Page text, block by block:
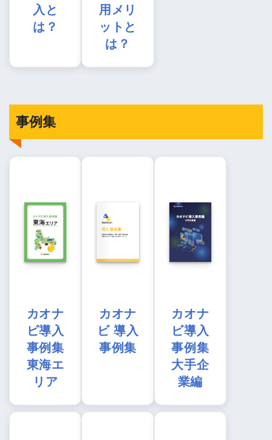
入と
は？
用メリ
ットと
は？
事例集
カオナ
ビ導入
事例集
東海エ
リア
カオナ
ビ 導入
事例集
カオナ
ビ導入
事例集
大手企
業編